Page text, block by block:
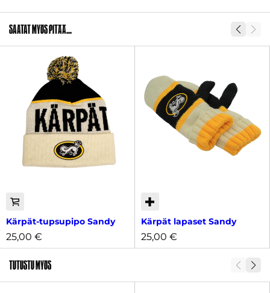
Saatat myös pitää...
Kärpät-tupsupipo Sandy
25,00 €
Kärpät lapaset Sandy
25,00 €
Tutustu myös